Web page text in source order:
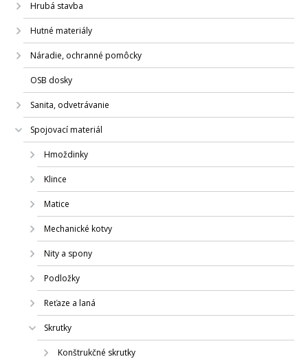
Hrubá stavba
Hutné materiály
Náradie, ochranné pomôcky
OSB dosky
Sanita, odvetrávanie
Spojovací materiál
Hmoždinky
Klince
Matice
Mechanické kotvy
Nity a spony
Podložky
Reťaze a laná
Skrutky
Konštrukčné skrutky